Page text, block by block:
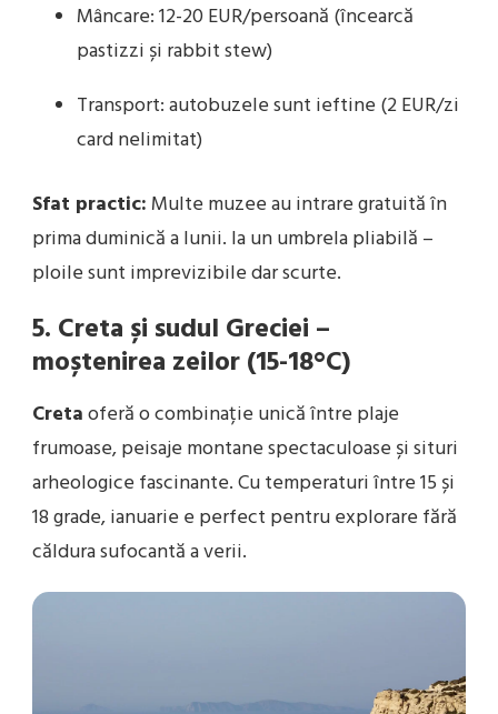
Mâncare: 12-20 EUR/persoană (încearcă
pastizzi și rabbit stew)
Transport: autobuzele sunt ieftine (2 EUR/zi
card nelimitat)
Sfat practic: Multe muzee au intrare gratuită în
prima duminică a lunii. Ia un umbrela pliabilă –
ploile sunt imprevizibile dar scurte.
5. Creta și sudul Greciei –
moștenirea zeilor (15-18°C)
Cretaoferă o combinație unică între plaje
frumoase, peisaje montane spectaculoase și situri
arheologice fascinante. Cu temperaturi între 15 și
18 grade, ianuarie e perfect pentru explorare fără
căldura sufocantă a verii.